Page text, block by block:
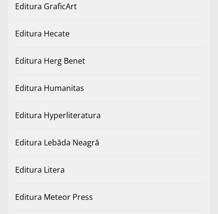
Editura GraficArt
Editura Hecate
Editura Herg Benet
Editura Humanitas
Editura Hyperliteratura
Editura Lebăda Neagră
Editura Litera
Editura Meteor Press